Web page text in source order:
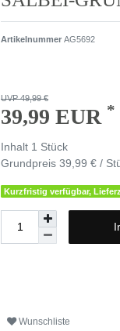
Artikelnummer AG5692
UVP 49,99 €
39,99 EUR *
Inhalt 1 Stück
Grundpreis 39,99 € /
Kurzfristig verfügbar,
Wunschliste